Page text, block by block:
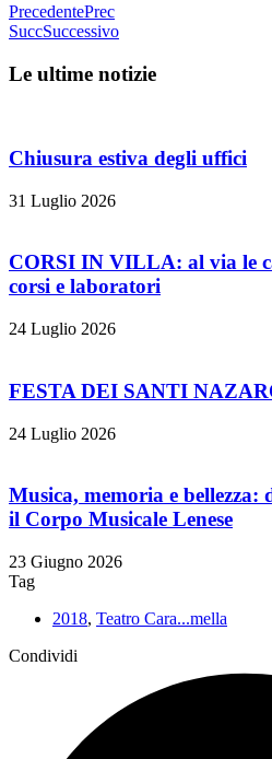
PrecedentePrec
SuccSuccessivo
Le ultime notizie
Chiusura estiva degli uffici
31 Luglio 2026
CORSI IN VILLA: al via le
corsi e laboratori
24 Luglio 2026
FESTA DEI SANTI
24 Luglio 2026
Musica, memoria e bellezza:
il Corpo Musicale Lenese
23 Giugno 2026
Tag
2018, Teatro Cara...mella
Condividi